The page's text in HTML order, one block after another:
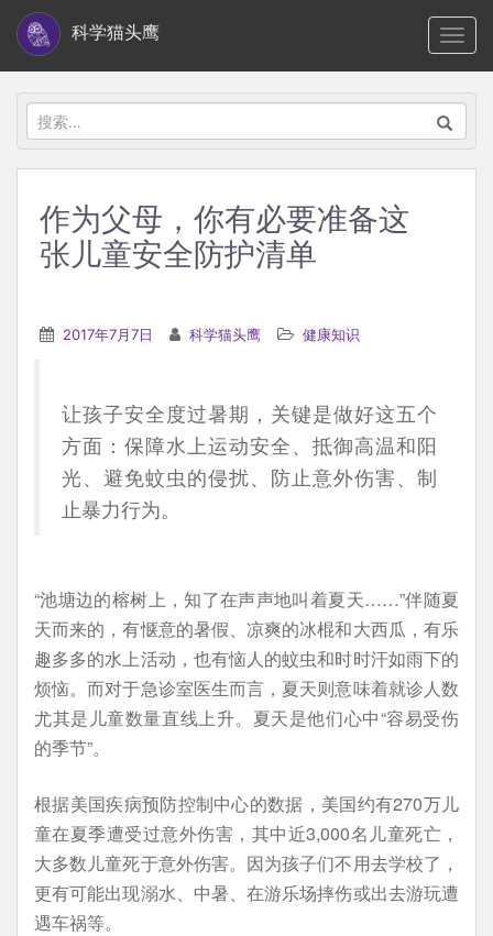
i
科学猫头鹰
搜
索：
作为父母，你有必要准备这
张儿童安全防护清单
2017年7月7日 科学猫头鹰 健康知识
让孩子安全度过暑期，关键是做好这五个
方面：保障水上运动安全、抵御高温和阳
光、避免蚊虫的侵扰、防止意外伤害、制
止暴力行为。
“池塘边的榕树上，知了在声声地叫着夏天……”伴随夏
天而来的，有惬意的暑假、凉爽的冰棍和大西瓜，有乐
趣多多的水上活动，也有恼人的蚊虫和时时汗如雨下的
烦恼。而对于急诊室医生而言，夏天则意味着就诊人数
尤其是儿童数量直线上升。夏天是他们心中“容易受伤
的季节”。
根据美国疾病预防控制中心的数据，美国约有270万儿
童在夏季遭受过意外伤害，其中近3,000名儿童死亡，
大多数儿童死于意外伤害。因为孩子们不用去学校了，
更有可能出现溺水、中暑、在游乐场摔伤或出去游玩遭
遇车祸等。